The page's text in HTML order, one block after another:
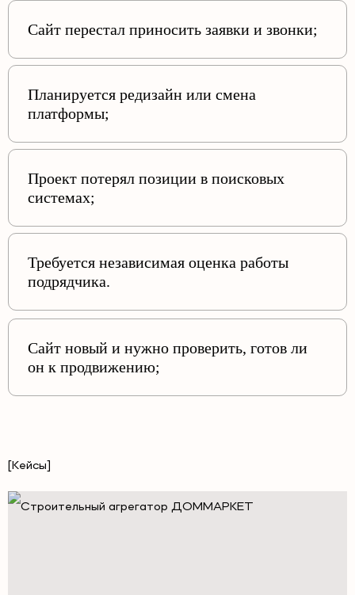
Сайт перестал приносить заявки и звонки;
Планируется редизайн или смена
платформы;
Проект потерял позиции в поисковых
системах;
Требуется независимая оценка работы
подрядчика.
Сайт новый и нужно проверить, готов ли
он к продвижению;
[Кейсы]